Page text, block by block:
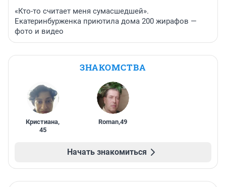
«Кто-то считает меня сумасшедшей».
Екатеринбурженка приютила дома 200 жирафов —
фото и видео
ЗНАКОМСТВА
Кристиана,
45
Roman,49
Начать знакомиться